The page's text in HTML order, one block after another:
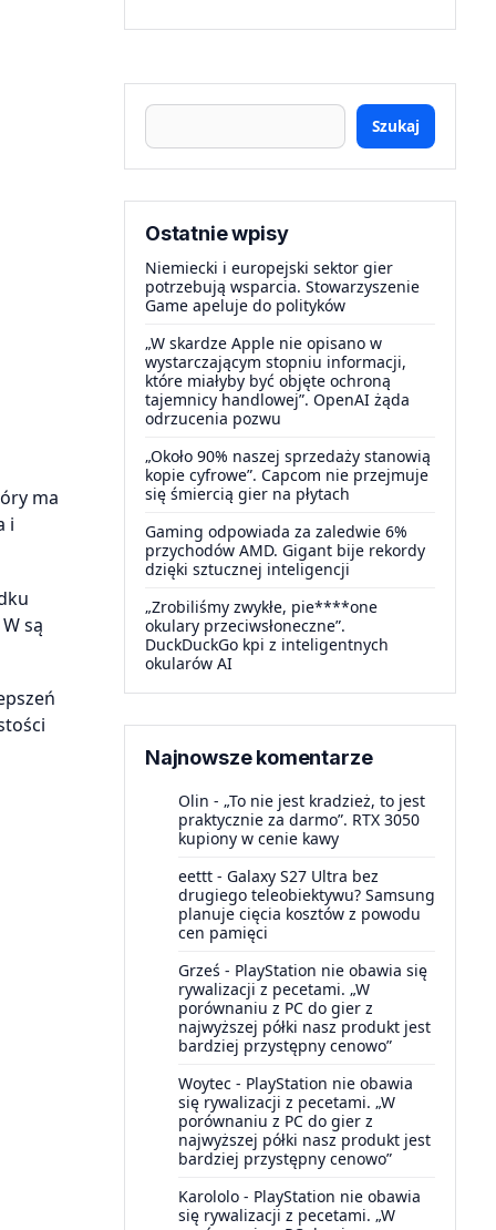
ma
i
są
Szukaj
Ostatnie wpisy
Niemiecki i europejski sektor gier
potrzebują wsparcia. Stowarzyszenie
Game apeluje do polityków
„W skardze Apple nie opisano w
wystarczającym stopniu informacji,
które miałyby być objęte ochroną
tajemnicy handlowej”. OpenAI żąda
odrzucenia pozwu
„Około 90% naszej sprzedaży stanowią
kopie cyfrowe”. Capcom nie przejmuje
się śmiercią gier na płytach
Gaming odpowiada za zaledwie 6%
przychodów AMD. Gigant bije rekordy
dzięki sztucznej inteligencji
„Zrobiliśmy zwykłe, pie****one
okulary przeciwsłoneczne”.
DuckDuckGo kpi z inteligentnych
okularów AI
Najnowsze komentarze
Olin - „To nie jest kradzież, to jest
praktycznie za darmo”. RTX 3050
kupiony w cenie kawy
eettt - Galaxy S27 Ultra bez
drugiego teleobiektywu? Samsung
planuje cięcia kosztów z powodu
cen pamięci
Grześ - PlayStation nie obawia się
rywalizacji z pecetami. „W
porównaniu z PC do gier z
najwyższej półki nasz produkt jest
bardziej przystępny cenowo”
Woytec - PlayStation nie obawia
się rywalizacji z pecetami. „W
porównaniu z PC do gier z
najwyższej półki nasz produkt jest
bardziej przystępny cenowo”
Karololo - PlayStation nie obawia
się rywalizacji z pecetami. „W